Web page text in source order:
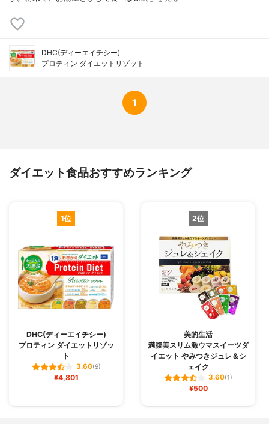
DHC(ディーエイチシー)
プロティン ダイエットリゾット
1
ダイエット食品おすすめランキング
1位
DHC(ディーエイチシー)
プロティン ダイエットリゾッ
ト
3.60(9)
¥4,801
2位
美的生活
満腹美スリム激ウマスイーツダ
イエット やみつきジュレ＆シ
ェイク
3.60(1)
¥500